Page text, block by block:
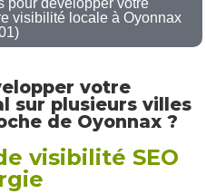
visibilité locale à Oyonnax
votre
sur plusieurs villes
de Oyonnax ?
visibilité SEO